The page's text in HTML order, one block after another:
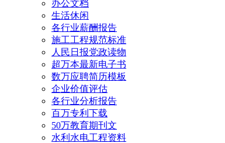
办公文档
生活休闲
各行业薪酬报告
施工工程规范标准
人民日报党政读物
超万本最新电子书
数万应聘简历模板
企业价值评估
各行业分析报告
百万专利下载
50万教育期刊文
水利水电工程资料